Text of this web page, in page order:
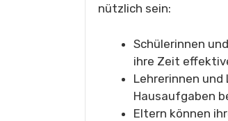
nützlich sein:
Schülerinnen
ihre Zeit
Lehrerinnen und
Hausaufgaben
Eltern können